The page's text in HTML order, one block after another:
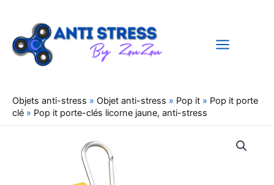
contenu
Objets anti-stress » Objet anti-stress » Pop it » Pop it porte
clé » Pop it porte-clés licorne jaune, anti-stress